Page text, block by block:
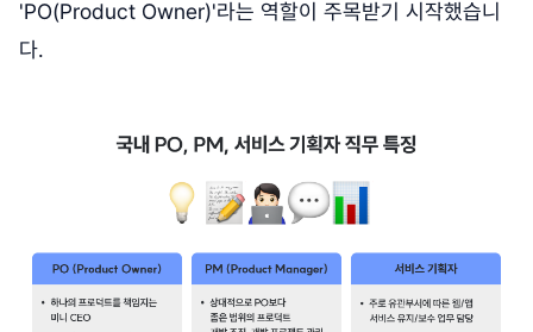
'PO(Product Owner)'라는 역할이 주목받기 시작했습니
다.